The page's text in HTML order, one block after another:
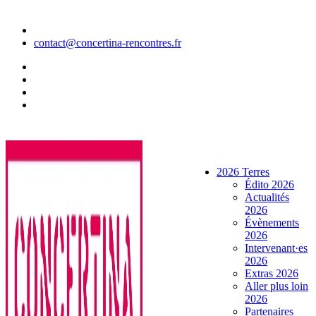
contenu
contact@concertina-rencontres.fr
2026 Terres
Édito 2026
Actualités
2026
Évènements
2026
Intervenant·es
2026
Extras 2026
Aller plus loin
2026
Partenaires